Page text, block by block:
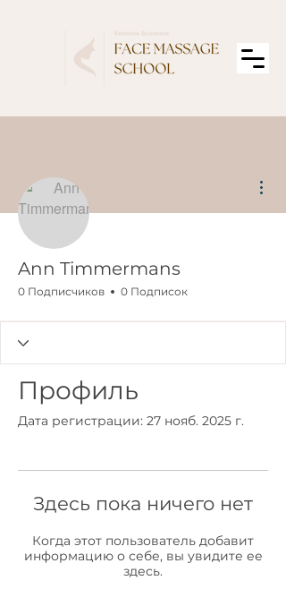
Ann Timmermans
0 Подписчиков 0 Подписок
Профиль
Дата регистрации: 27 нояб. 2025 г.
Здесь пока ничего нет
Когда этот пользователь добавит
информацию о себе, вы увидите ее
здесь.